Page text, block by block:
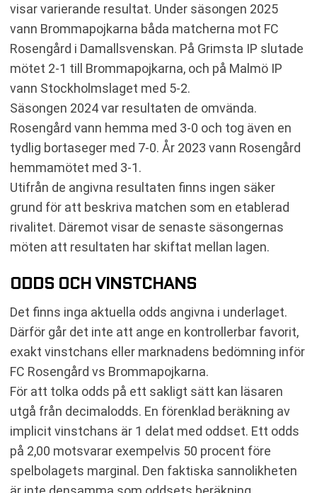
visar varierande resultat. Under säsongen 2025
vann Brommapojkarna båda matcherna mot FC
Rosengård i Damallsvenskan. På Grimsta IP slutade
mötet 2-1 till Brommapojkarna, och på Malmö IP
vann Stockholmslaget med 5-2.
Säsongen 2024 var resultaten de omvända.
Rosengård vann hemma med 3-0 och tog även en
tydlig bortaseger med 7-0. År 2023 vann Rosengård
hemmamötet med 3-1.
Utifrån de angivna resultaten finns ingen säker
grund för att beskriva matchen som en etablerad
rivalitet. Däremot visar de senaste säsongernas
möten att resultaten har skiftat mellan lagen.
ODDS OCH VINSTCHANS
Det finns inga aktuella odds angivna i underlaget.
Därför går det inte att ange en kontrollerbar favorit,
exakt vinstchans eller marknadens bedömning inför
FC Rosengård vs Brommapojkarna.
För att tolka odds på ett sakligt sätt kan läsaren
utgå från decimalodds. En förenklad beräkning av
implicit vinstchans är 1 delat med oddset. Ett odds
på 2,00 motsvarar exempelvis 50 procent före
spelbolagets marginal. Den faktiska sannolikheten